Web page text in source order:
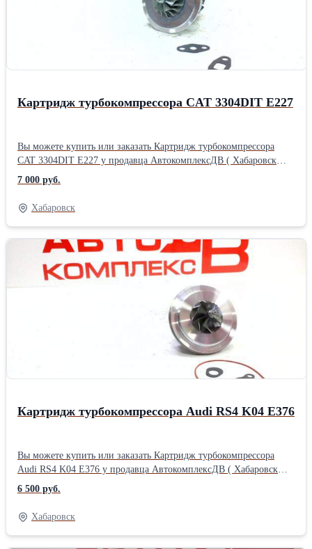
Картридж турбокомпрессора CAT 3304DIT Е227
Вы можете купить или заказать Картридж турбокомпрессора
CAT 3304DIT Е227 у продавца АвтокомплексДВ ( Хабаровск
)Производитель: Powertec
7 000 руб.
Хабаровск
Картридж турбокомпрессора Audi RS4 K04 Е376
Вы можете купить или заказать Картридж турбокомпрессора
Audi RS4 K04 Е376 у продавца АвтокомплексДВ ( Хабаровск
)Производитель: Powertec
6 500 руб.
Хабаровск